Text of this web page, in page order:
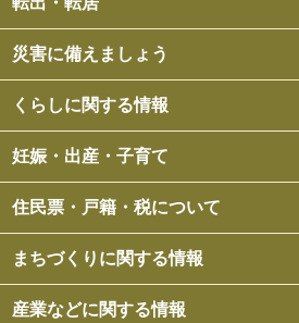
災害に備えましょう
くらしに関する情報
妊娠・出産・子育て
住民票・戸籍・税について
まちづくりに関する情報
産業などに関する情報